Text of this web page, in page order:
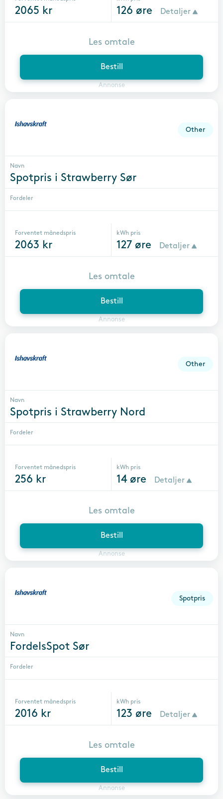
2065 kr 126 øre Detaljer
Bestill
Annonse
Les omtale
Other
Navn
Spotpris i Strawberry Sør
Fordeler
Forventet månedspris
2063 kr
kWh pris
127 øre Detaljer
Bestill
Annonse
Les omtale
Other
Navn
Spotpris i Strawberry Nord
Fordeler
Forventet månedspris
256 kr
kWh pris
14øre Detaljer
Bestill
Annonse
Les omtale
Spotpris
Navn
FordelsSpot Sør
Fordeler
Forventet månedspris
2016 kr
kWh pris
123 øre Detaljer
Bestill
Annonse
Les omtale